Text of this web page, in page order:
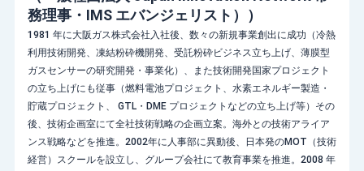
務理事・IMS エバンジェリスト） ）
1981 年に大阪ガス株式会社入社後、数々の新規事業創出に成功（冷熱
利用技術開発、凍結粉砕機開発、受託粉砕ビジネス立ち上げ、薄膜型
ガスセンサーの研究開発・事業化）、また技術開発国家プロジェクト
の立ち上げにも従事（燃料電池プロジェクト、水素エネルギー製造・
貯蔵プロジェクト、 GTL・DME プロジェクトなどの立ち上げ等）その
後、技術企画室にて全社技術戦略の企画立案。海外との技術アライア
ンス戦略などを推進。2002年に人事部に異動後、日本発のMOT（技術
経営）スクールを設立し、グループ会社にて教育事業を推進。2008 年